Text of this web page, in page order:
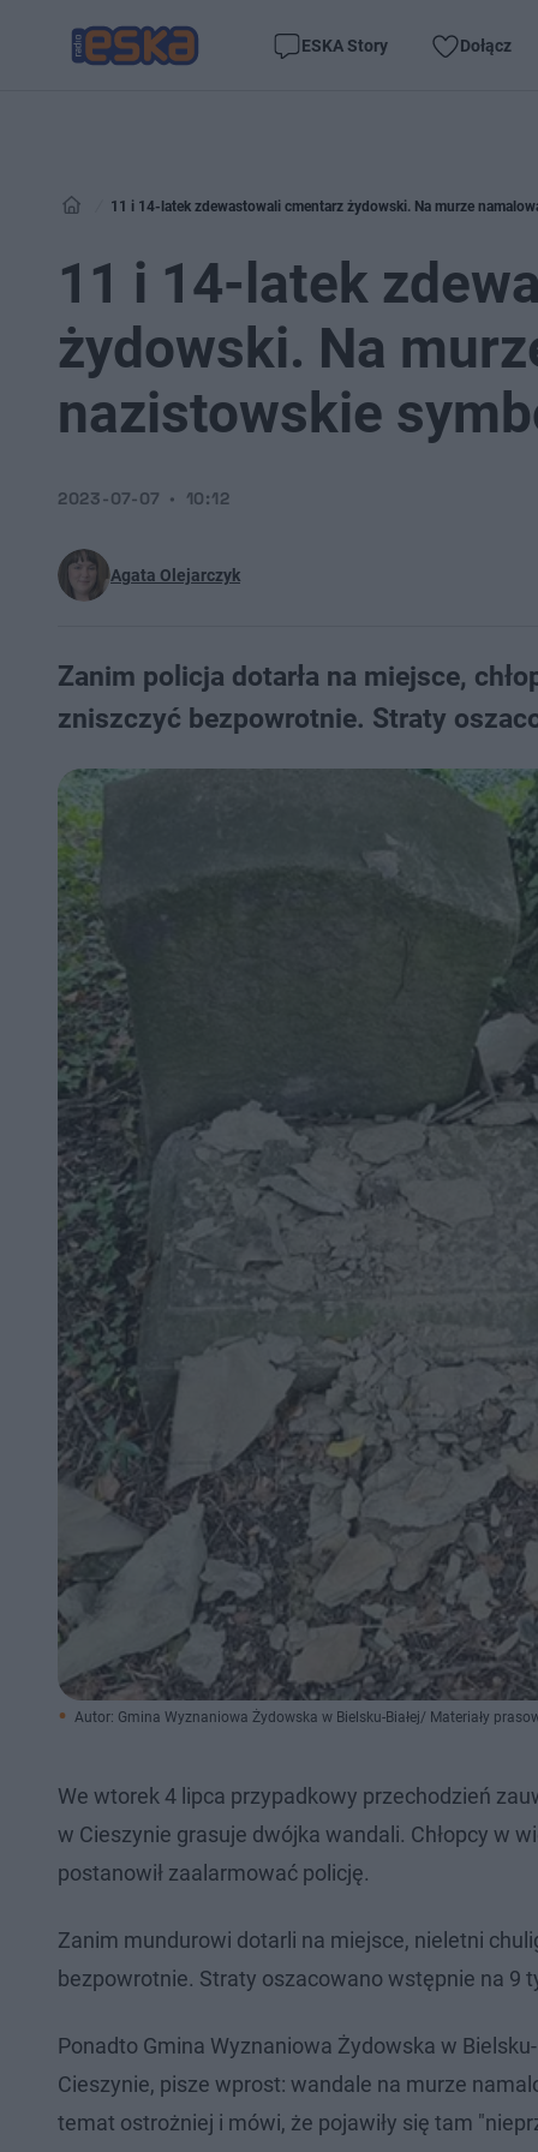
ESKA Story Dołącz
11 i 14-latek zdewastowali cmentarz żydowski. Na murze
11 i 14-latek
żydowski. Na
nazistowskie
Agata Olejarczyk
2023-07-07 10:12
Zanim policja dotarła na miejsce,
zniszczyć bezpowrotnie. Straty
Autor: Gmina Wyznaniowa Żydowska w Bielsku-Białej/ Materiały
We wtorek 4 lipca przypadkowy przechodzień
w Cieszynie grasuje dwójka wandali. Chłopcy w
postanowił zaalarmować policję.
Zanim mundurowi dotarli na miejsce, nieletni
bezpowrotnie. Straty oszacowano wstępnie na 9
Ponadto Gmina Wyznaniowa Żydowska w
Cieszynie, pisze wprost: wandale na murze
temat ostrożniej i mówi, że pojawiły się tam